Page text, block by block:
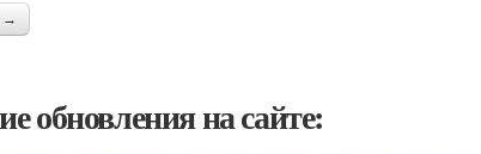
→
обновления на сайте: